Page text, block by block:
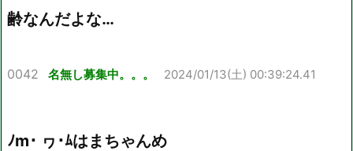
齢なんだよな…
0042 名無し募集中。。。 2024/01/13(土) 00:39:24.41
ﾉm･ ヮ･ﾑはまちゃんめ